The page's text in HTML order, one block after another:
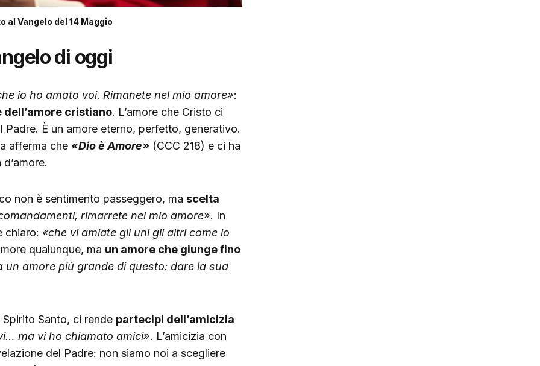
al Vangelo del 14 Maggio
di oggi
io ho amato voi. Rimanete nel mio amore»:
dell’amore cristiano. L’amore che Cristo ci
È un amore eterno, perfetto, generativo.
afferma che «Dio è Amore» (CCC 218) e ci ha
non è sentimento passeggero, ma scelta
rimarrete nel mio amore». In
chiaro: «che vi amiate gli uni gli altri come io
qualunque, ma un amore che giunge fino
un amore più grande di questo: dare la sua
Santo, ci rende partecipi dell’amicizia
ma vi ho chiamato amici». L’amicizia con
del Padre: non siamo noi a scegliere